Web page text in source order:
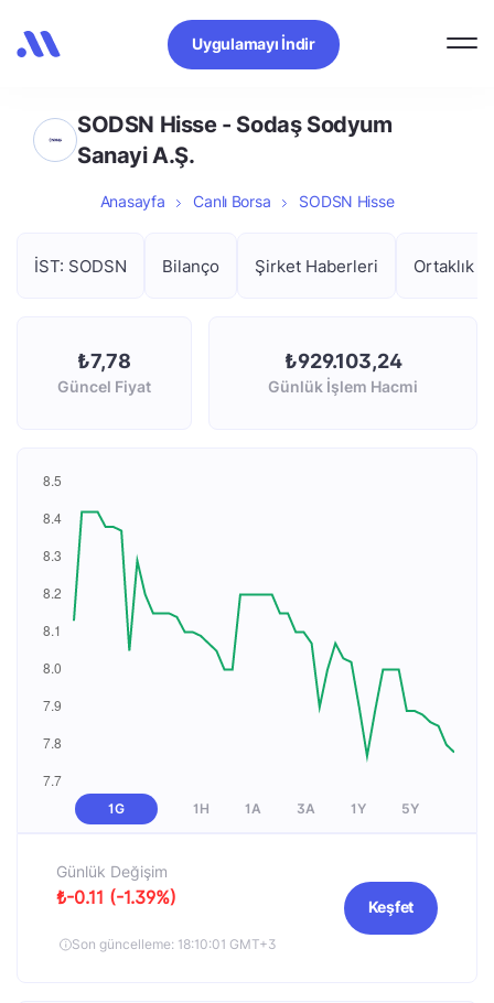
Uygulamayı İndir
SODSN Hisse - Sodaş Sodyum
Sanayi A.Ş.
Anasayfa Canlı Borsa SODSN Hisse
İST: SODSN Bilanço Şirket Haberleri Ortaklık
₺7,78
Güncel Fiyat
₺929.103,24
Günlük İşlem Hacmi
1G 1H 1A 3A 1Y 5Y
Günlük Değişim
₺-0.11 (-1.39%)
Son güncelleme: 18:10:01 GMT+3
Keşfet